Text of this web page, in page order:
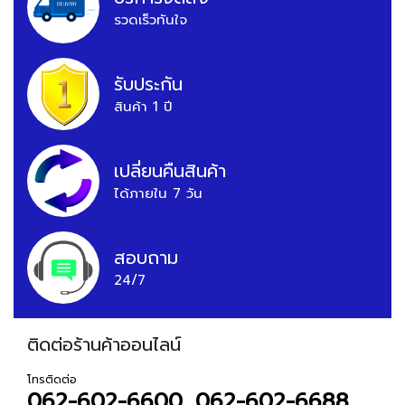
รวดเร็วทันใจ
รับประกัน
สินค้า 1 ปี
เปลี่ยนคืนสินค้า
ได้ภายใน 7 วัน
สอบถาม
24/7
ติดต่อร้านค้าออนไลน์
โทรติดต่อ